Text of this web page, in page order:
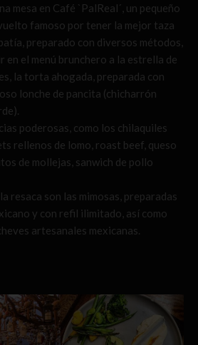
mesa en Café `PalReal´, un pequeño
famoso por tener la mejor taza
preparado con diversos métodos,
en el menú brunchero a la estrella de
la torta ahogada, preparada con
lonche de pancita (chicharrón
poderosas, como los chilaquiles
rellenos de lomo, roast beef, queso
de mollejas, sanwich de pollo
resaca son las mimosas, preparadas
y con refil ilimitado, así como
artesanales mexicanas.